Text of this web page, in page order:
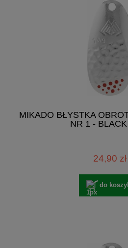
MIKADO BŁYSTKA
NR 1 -
24,90 zł
do